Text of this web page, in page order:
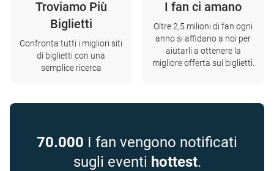
Troviamo Più
Biglietti
Confronta tutti i migliori siti
di biglietti con una
semplice ricerca
I fan ci amano
Oltre 2,5 milioni di fan ogni
anno si affidano a noi per
aiutarli a ottenere la
migliore offerta sui biglietti.
70.000 I fan vengono notificati
sugli eventi hottest.